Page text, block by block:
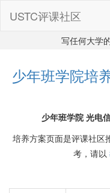
USTC评课社区
写任何大学
少年班学院培
少年班学院 光电
培养方案页面是评课社区
考，请以